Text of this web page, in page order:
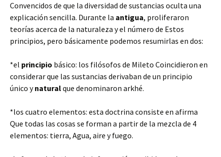
Convencidos de que la diversidad de sustancias oculta una
explicación sencilla. Durante la antigua, proliferaron
teorías acerca de la naturaleza y el número de Estos
principios, pero básicamente podemos resumirlas en dos:
*el principio básico: los filósofos de Mileto Coincidieron en
considerar que las sustancias derivaban de un principio
único ynaturalque denominaron arkhé.
*los cuatro elementos: esta doctrina consiste en afirma
Que todas las cosas se forman a partir de la mezcla de 4
elementos: tierra, Agua, aire y fuego.